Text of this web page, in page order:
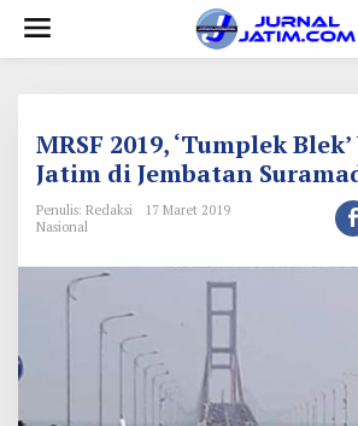
MRSF 2019, ‘Tumplek
Jatim di Jembatan
Penulis: Redaksi
17 Maret 2019
Nasional